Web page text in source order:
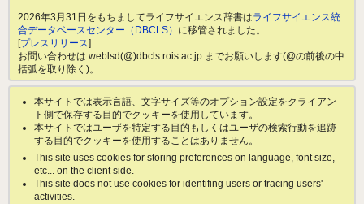
2026年3月31日をもちましてライフサイエンス辞書はライフサイエンス統
合データベースセンター（DBCLS） に移管されました。
[プレスリリース]
お問い合わせは weblsd(@)dbcls.rois.ac.jp までお願いします(@の前後の中
括弧を取り除く)。
本サイトでは表示言語、文字サイズ等のオプション設定をクライアン
ト側で保存する目的でクッキーを使用しています。
本サイトではユーザを特定する目的もしくはユーザの検索行動を追跡
する目的でクッキーを使用することはありません。
This site uses cookies for storing preferences on language, font size,
etc... on the client side.
This site does not use cookies for identifing users or tracing users'
activities.